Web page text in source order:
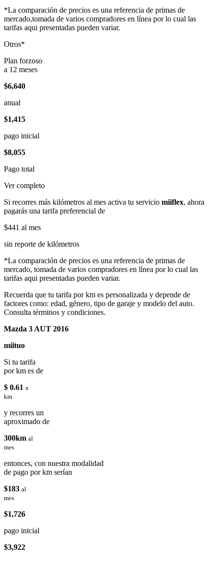
*La comparación de precios es una referencia de primas de
mercado,tomada de varios compradores en línea por lo cual las
tarifas aqui presentadas pueden variar.
Otros*
Plan forzoso
a 12 meses
$6,640
anual
$1,415
pago inicial
$8,055
Pago total
Ver completo
Si recorres más kilómetros al mes activa tu servicio miiflex, ahora
pagarás una tarifa preferencial de
$441 al mes
sin reporte de kilómetros
*La comparación de precios es una referencia de primas de
mercado, tomada de varios compradores en línea por lo cual las
tarifas aqui presentadas pueden variar.
Recuerda que tu tarifa por km es personalizada y depende de
factores como: edad, género, tipo de garaje y modelo del auto.
Consulta términos y condiciones.
Mazda 3 AUT 2016
miituo
Si tu tarifa
por km es de
$ 0.61 x
km
y recorres un
aproximado de
300km al
mes
entonces, con nuestra modalidad
de pago por km serían
$183 al
mes
$1,726
pago inicial
$3,922